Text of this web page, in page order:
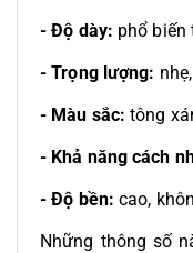
- Độ dày: phổ
- Trọng lượng:
- Màu sắc: tông
- Khả năng cách
- Độ bền: cao,
Những thông số